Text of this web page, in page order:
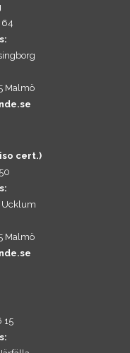
64
Malmö
cert.)
Ucklum
Malmö
15